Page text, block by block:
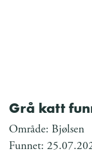
Grå katt
Område: Bjølsen
Funnet: